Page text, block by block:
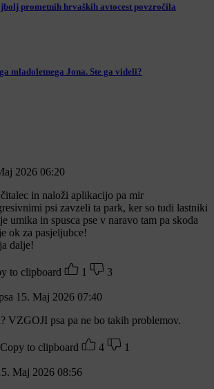
prometnih hrvaških avtocest povzročila
mladoletnega Jona. Ste ga videli?
2026 06:20
in naloži aplikacijo pa mir
psi zavzeli ta park, ker so tudi lastniki
umika in spusca pse v naravo tam pa skoda
ok za pasjeljubce!
dalje!
to clipboard 1 3
15. Maj 2026 07:40
VZGOJI psa pa ne bo takih problemov.
Copy to clipboard 4 1
Maj 2026 08:56